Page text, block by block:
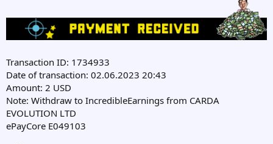
Transaction ID: 1734933
Date of transaction: 02.06.2023 20:43
Amount: 2 USD
Note: Withdraw to IncredibleEarnings from CARDA
EVOLUTION LTD
ePayCore E049103